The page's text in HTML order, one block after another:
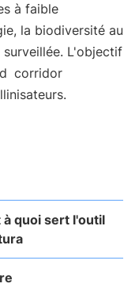
à faible
la biodiversité au
L'objectif
corridor
quoi sert l'outil